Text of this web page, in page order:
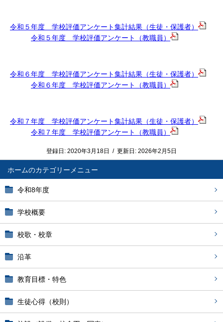
ホーム
令和8年度
学校概要
校歌・校章
沿革
教育目標・特色
生徒心得（校則）
令和５年度 学校評価アンケート集計結果（生徒・保護者）
令和５年度 学校評価アンケート（教職員）
令和６年度 学校評価アンケート集計結果（生徒・保護者）
令和６年度 学校評価アンケート（教職員）
令和７年度 学校評価アンケート集計結果（生徒・保護者）
令和７年度 学校評価アンケート（教職員）
登録日: 2020年3月18日 / 更新日: 2026年2月5日